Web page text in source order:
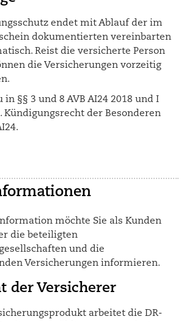
endet mit Ablauf der im
dokumentierten vereinbarten
Reist die versicherte Person
die Versicherungen vorzeitig
in §§ 3 und 8 AVB AI24 2018 und I
Kündigungsrecht der Besonderen
möchte Sie als Kunden
die beteiligten
und die
Versicherungen informieren.
der Versicherer
arbeitet die DR-